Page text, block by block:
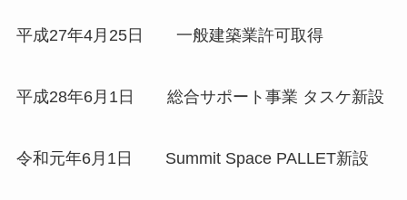
平成27年4月25日 一般建築業許可取得
平成28年6月1日 総合サポート事業 タスケ新設
令和元年6月1日 Summit Space PALLET新設